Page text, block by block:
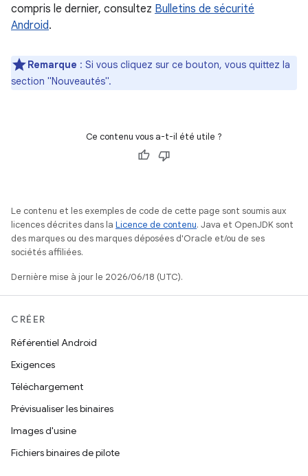
compris le dernier, consultez Bulletins de sécurité
Android.
Remarque : Si vous cliquez sur ce bouton, vous quittez la
section "Nouveautés".
Ce contenu vous a-t-il été utile ?
Le contenu et les exemples de code de cette page sont soumis aux
licences décrites dans la Licence de contenu. Java et OpenJDK sont
des marques ou des marques déposées d'Oracle et/ou de ses
sociétés affiliées.
Dernière mise à jour le 2026/06/18 (UTC).
CRÉER
Référentiel Android
Exigences
Téléchargement
Prévisualiser les binaires
Images d'usine
Fichiers binaires de pilote